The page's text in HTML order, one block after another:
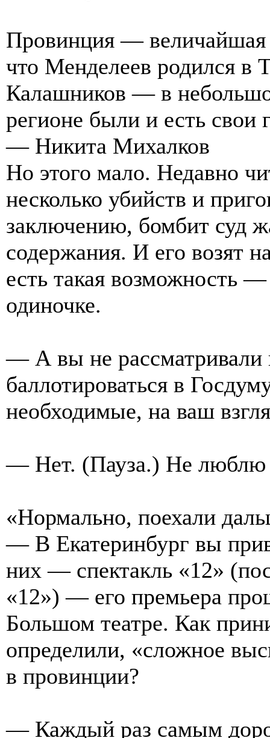
Провинция — величайшая
что Менделеев родился в
Калашников — в
регионе были и есть свои
— Никита Михалков
Но этого мало. Недавно
несколько убийств и
заключению, бомбит суд
содержания. И его возят
есть такая возможность
одиночке.
— А вы не рассматривали
баллотироваться в
необходимые, на ваш
— Нет. (Пауза.) Не люблю
«Нормально, поехали
— В Екатеринбург вы
них — спектакль «12»
«12») — его премьера
Большом театре. Как
определили, «сложное
в провинции?
— Каждый раз самым